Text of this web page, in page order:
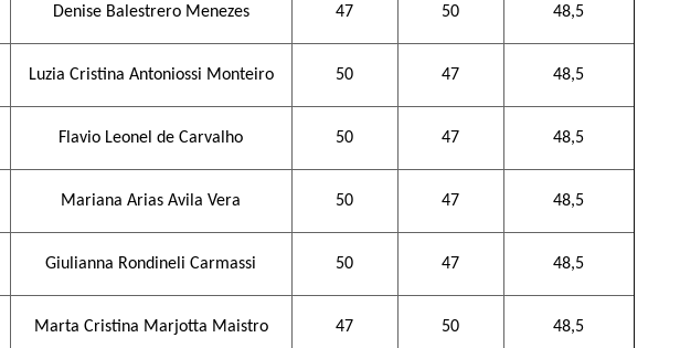
Denise Balestrero Menezes 47 50 48,5
Luzia Cristina Antoniossi Monteiro 50 47 48,5
Flavio Leonel de Carvalho 50 47 48,5
Mariana Arias Avila Vera 50 47 48,5
Giulianna Rondineli Carmassi 50 47 48,5
Marta Cristina Marjotta Maistro 47 50 48,5